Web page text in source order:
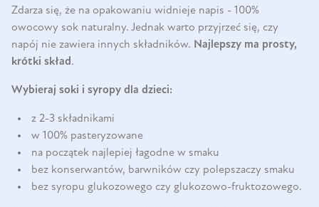
Zdarza się, że na opakowaniu widnieje napis - 100%
owocowy sok naturalny. Jednak warto przyjrzeć się, czy
napój nie zawiera innych składników. Najlepszy ma prosty,
krótki skład.
Wybieraj soki i syropy dla dzieci:
z 2-3 składnikami
w 100% pasteryzowane
na początek najlepiej łagodne w smaku
bez konserwantów, barwników czy polepszaczy smaku
bez syropu glukozowego czy glukozowo-fruktozowego.